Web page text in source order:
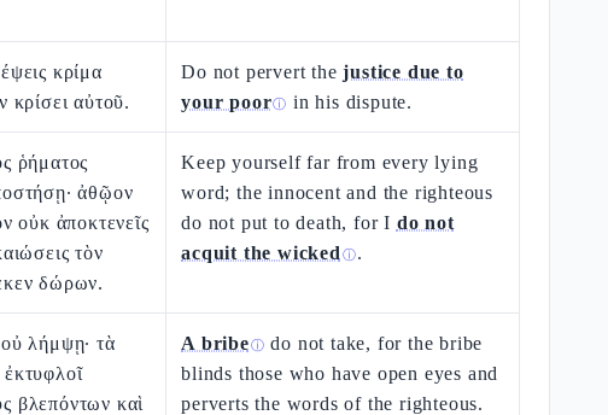
κρίμα
κρίσει αὐτοῦ.
Do not pervert thejustice due to
your poorⓘ in his dispute.
ῥήματος
ἀθῷον
οὐκ ἀποκτενεῖς
τὸν
δώρων.
Keep yourself far from every lying
word; the innocent and the righteous
do not put to death, for I do not
acquit the wicked ⓘ.
λήμψῃ· τὰ
βλεπόντων καὶ
A bribeⓘ do not take, for the bribe
blinds those who have open eyes and
perverts the words of the righteous.